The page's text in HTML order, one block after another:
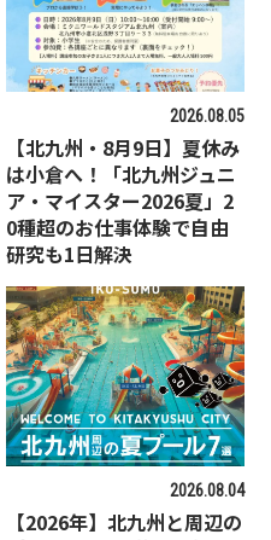
2026.08.05
【北九州・8月9日】夏休み
は小倉へ！「北九州ジュニ
ア・マイスター2026夏」2
0種超のお仕事体験で自由
研究も1日解決
2026.08.04
【2026年】北九州と周辺の